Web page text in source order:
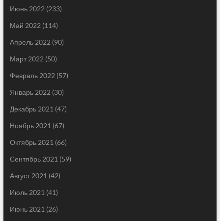
Июнь 2022 (233)
Май 2022 (114)
Апрель 2022 (90)
Март 2022 (50)
Февраль 2022 (57)
Январь 2022 (30)
Декабрь 2021 (47)
Ноябрь 2021 (67)
Октябрь 2021 (66)
Сентябрь 2021 (59)
Август 2021 (42)
Июль 2021 (41)
Июнь 2021 (26)